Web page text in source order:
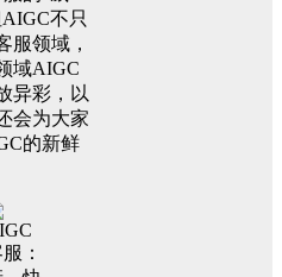
不只
服领域，
域AIGC
异彩，以
会为大家
的新鲜